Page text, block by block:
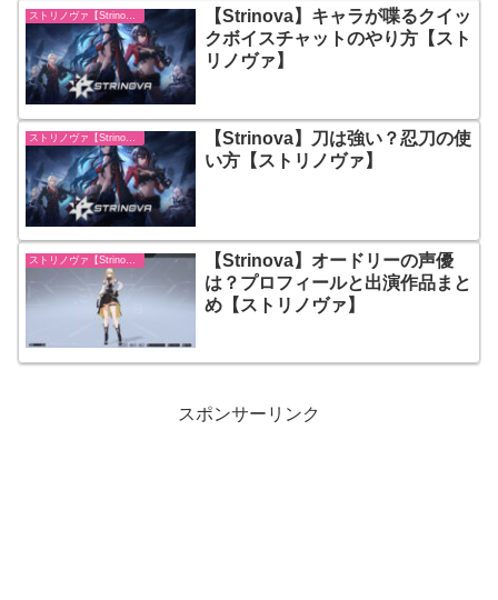
ストリノヴァ【Strinova】
【Strinova】キャラが喋るクイッ
クボイスチャットのやり方【スト
リノヴァ】
【Strinova】刀は強い？忍刀の使
い方【ストリノヴァ】
【Strinova】オードリーの声優
は？プロフィールと出演作品まと
め【ストリノヴァ】
スポンサーリンク